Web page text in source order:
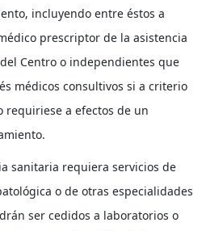
incluyendo entre éstos a
prescriptor de la asistencia
Centro o independientes que
médicos consultivos si a criterio
requiriese a efectos de un
sanitaria requiera servicios de
o de otras especialidades
ser cedidos a laboratorios o